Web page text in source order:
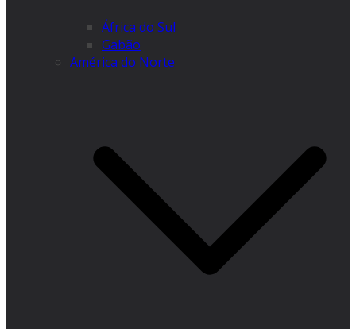
África do Sul
Gabão
América do Norte